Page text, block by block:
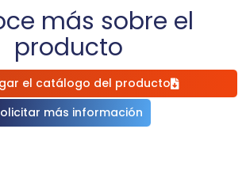
más sobre el
producto
el catálogo del producto
más información